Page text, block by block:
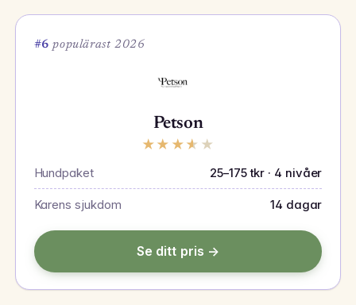
#6 populärast 2026
Petson
★ ★ ★ ★ ★
Hundpaket 25–175 tkr · 4 nivåer
Karens sjukdom 14 dagar
Se ditt pris →